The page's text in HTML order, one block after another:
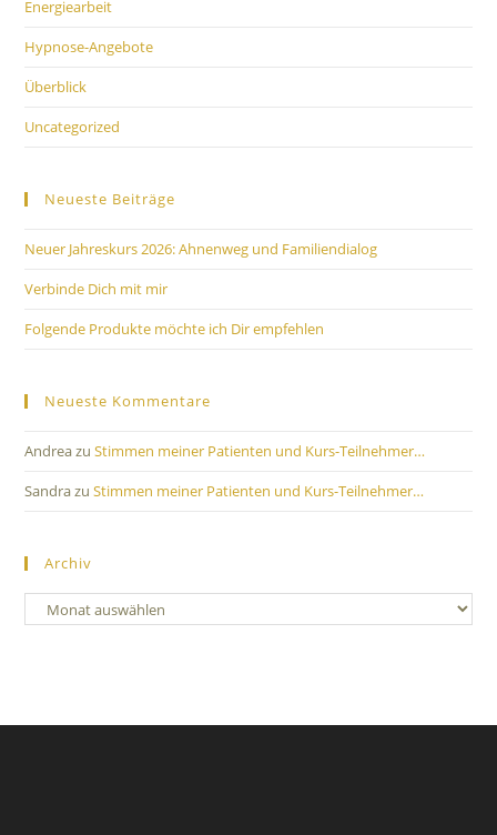
Energiearbeit
Hypnose-Angebote
Überblick
Uncategorized
Neueste Beiträge
Neuer Jahreskurs 2026: Ahnenweg und Familiendialog
Verbinde Dich mit mir
Folgende Produkte möchte ich Dir empfehlen
Neueste Kommentare
AndreazuStimmen meiner Patienten und Kurs-Teilnehmer…
SandrazuStimmen meiner Patienten und Kurs-Teilnehmer…
Archiv